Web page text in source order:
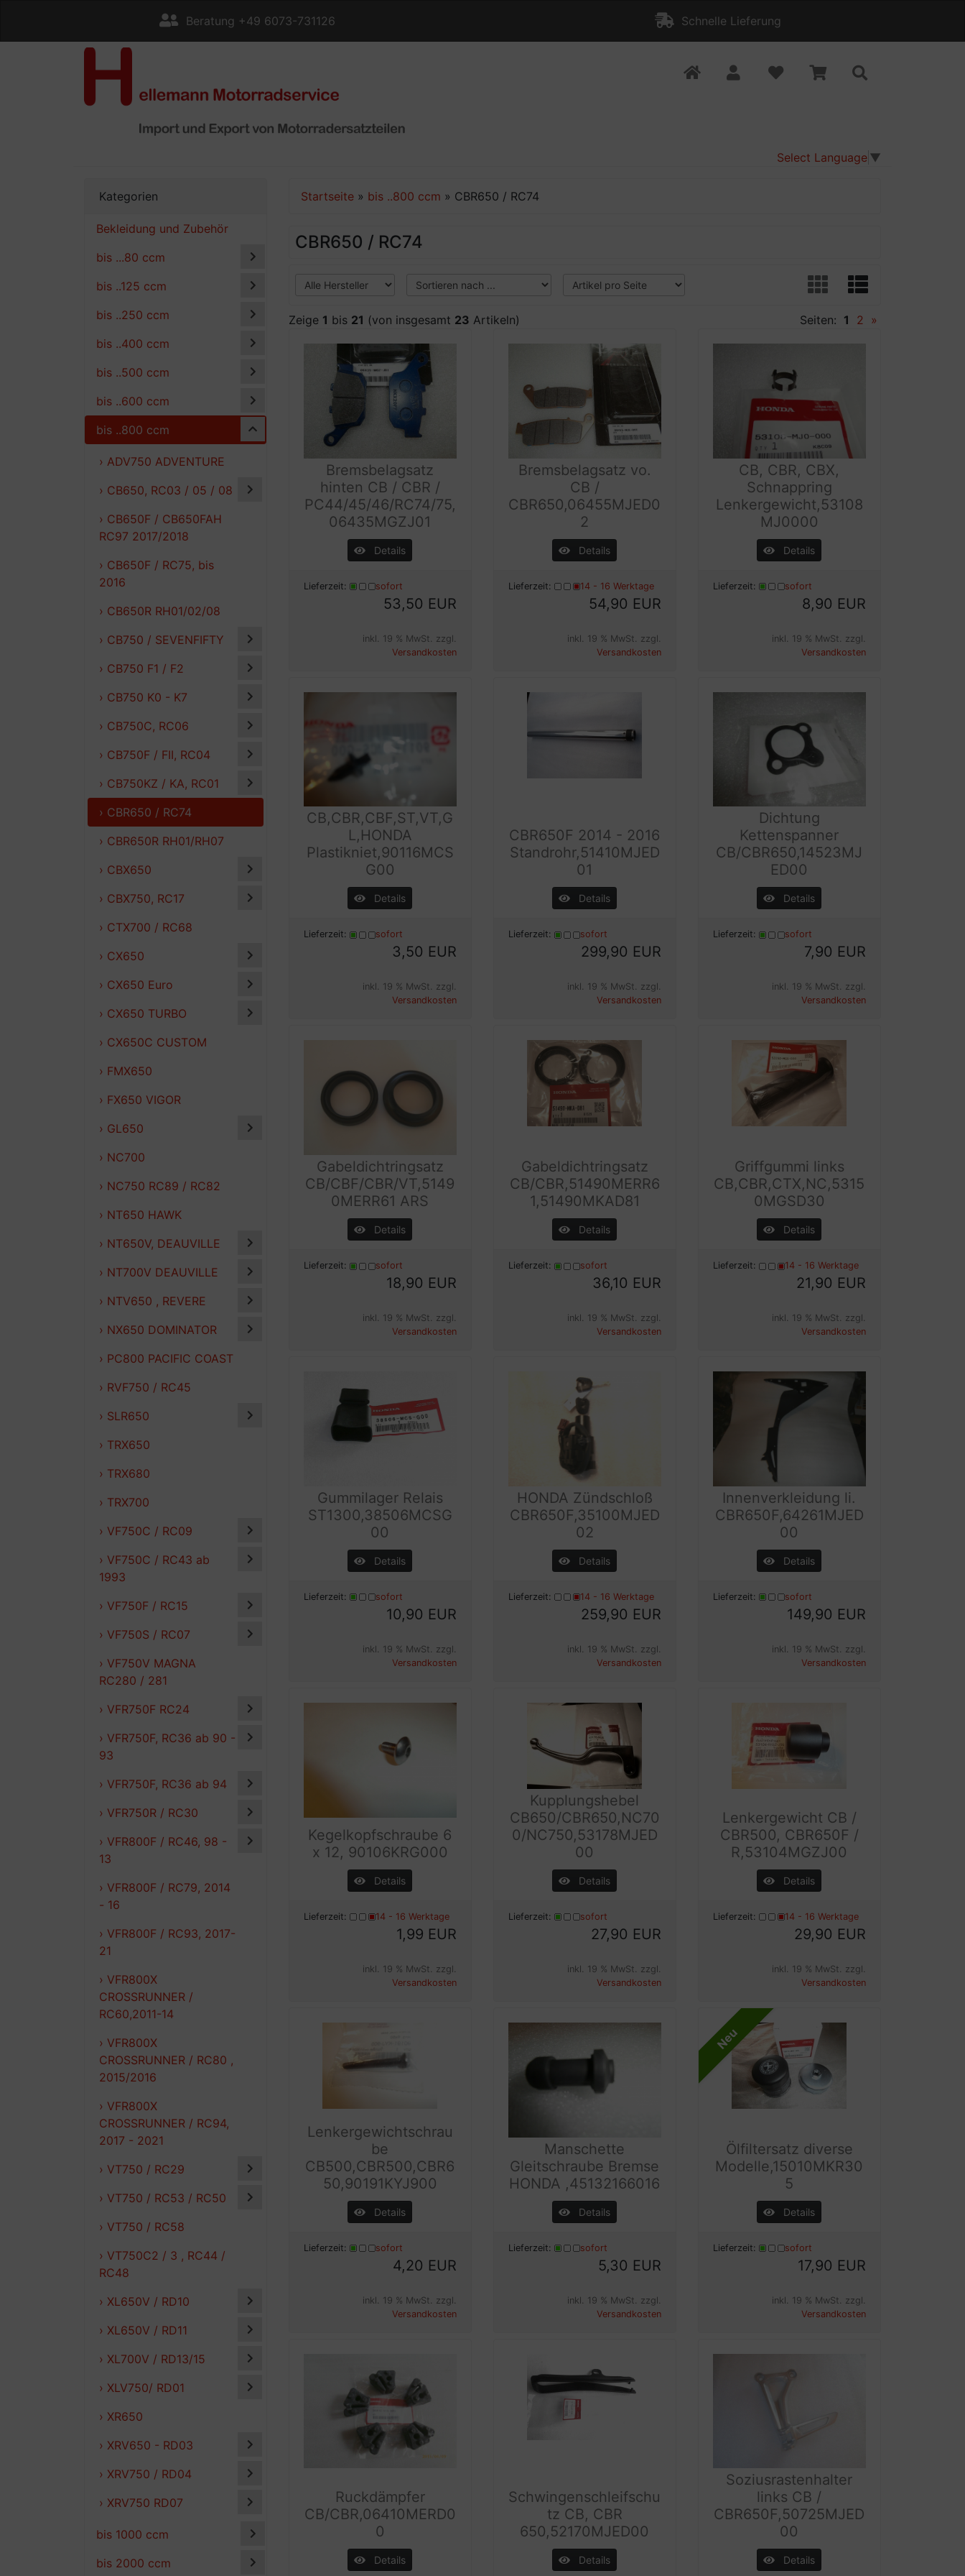
Beratung +49 6073-731126 Schnelle Lieferung
Select Language ▼
Kategorien
Bekleidung und Zubehör
bis ...80 ccm
bis ..125 ccm
bis ..250 ccm
bis ..400 ccm
bis ..500 ccm
bis ..600 ccm
bis ..800 ccm
› ADV750 ADVENTURE
› CB650, RC03 / 05 / 08
› CB650F / CB650FAH
RC97 2017/2018
› CB650F / RC75, bis
2016
› CB650R RH01/02/08
› CB750 / SEVENFIFTY
› CB750 F1 / F2
› CB750 K0 - K7
› CB750C, RC06
› CB750F / FII, RC04
› CB750KZ / KA, RC01
› CBR650 / RC74
› CBR650R RH01/RH07
› CBX650
› CBX750, RC17
› CTX700 / RC68
› CX650
› CX650 Euro
› CX650 TURBO
› CX650C CUSTOM
› FMX650
› FX650 VIGOR
› GL650
› NC700
› NC750 RC89 / RC82
› NT650 HAWK
› NT650V, DEAUVILLE
› NT700V DEAUVILLE
› NTV650 , REVERE
› NX650 DOMINATOR
› PC800 PACIFIC COAST
› RVF750 / RC45
› SLR650
› TRX650
› TRX680
› TRX700
› VF750C / RC09
› VF750C / RC43 ab
1993
› VF750F / RC15
› VF750S / RC07
› VF750V MAGNA
RC280 / 281
› VFR750F RC24
› VFR750F, RC36 ab 90 -
93
› VFR750F, RC36 ab 94
› VFR750R / RC30
› VFR800F / RC46, 98 -
13
› VFR800F / RC79, 2014
- 16
› VFR800F / RC93, 2017-
21
› VFR800X
CROSSRUNNER /
RC60,2011-14
› VFR800X
CROSSRUNNER / RC80 ,
2015/2016
› VFR800X
CROSSRUNNER / RC94,
2017 - 2021
› VT750 / RC29
› VT750 / RC53 / RC50
› VT750 / RC58
› VT750C2 / 3 , RC44 /
RC48
› XL650V / RD10
› XL650V / RD11
› XL700V / RD13/15
› XLV750/ RD01
› XR650
› XRV650 - RD03
› XRV750 / RD04
› XRV750 RD07
bis 1000 ccm
bis 2000 ccm
Startseite » bis ..800 ccm » CBR650 / RC74
CBR650 / RC74
Zeige 1 bis 21 (von insgesamt 23 Artikeln) Seiten: 1 2 »
Bremsbelagsatz
hinten CB / CBR /
PC44/45/46/RC74/75,
06435MGZJ01
Details
Lieferzeit: sofort
53,50 EUR
inkl. 19 % MwSt. zzgl.
Versandkosten
Bremsbelagsatz vo.
CB /
CBR650,06455MJED0
2
Details
Lieferzeit: 14 - 16 Werktage
54,90 EUR
inkl. 19 % MwSt. zzgl.
Versandkosten
CB, CBR, CBX,
Schnappring
Lenkergewicht,53108
MJ0000
Details
Lieferzeit: sofort
8,90 EUR
inkl. 19 % MwSt. zzgl.
Versandkosten
CB,CBR,CBF,ST,VT,G
L,HONDA
Plastikniet,90116MCS
G00
Details
Lieferzeit: sofort
3,50 EUR
inkl. 19 % MwSt. zzgl.
Versandkosten
CBR650F 2014 - 2016
Standrohr,51410MJED
01
Details
Lieferzeit: sofort
299,90 EUR
inkl. 19 % MwSt. zzgl.
Versandkosten
Dichtung
Kettenspanner
CB/CBR650,14523MJ
ED00
Details
Lieferzeit: sofort
7,90 EUR
inkl. 19 % MwSt. zzgl.
Versandkosten
Gabeldichtringsatz
CB/CBF/CBR/VT,5149
0MERR61 ARS
Details
Lieferzeit: sofort
18,90 EUR
inkl. 19 % MwSt. zzgl.
Versandkosten
Gabeldichtringsatz
CB/CBR,51490MERR6
1,51490MKAD81
Details
Lieferzeit: sofort
36,10 EUR
inkl. 19 % MwSt. zzgl.
Versandkosten
Griffgummi links
CB,CBR,CTX,NC,5315
0MGSD30
Details
Lieferzeit: 14 - 16 Werktage
21,90 EUR
inkl. 19 % MwSt. zzgl.
Versandkosten
Gummilager Relais
ST1300,38506MCSG
00
Details
Lieferzeit: sofort
10,90 EUR
inkl. 19 % MwSt. zzgl.
Versandkosten
HONDA Zündschloß
CBR650F,35100MJED
02
Details
Lieferzeit: 14 - 16 Werktage
259,90 EUR
inkl. 19 % MwSt. zzgl.
Versandkosten
Innenverkleidung li.
CBR650F,64261MJED
00
Details
Lieferzeit: sofort
149,90 EUR
inkl. 19 % MwSt. zzgl.
Versandkosten
Kegelkopfschraube 6
x 12, 90106KRG000
Details
Lieferzeit: 14 - 16 Werktage
1,99 EUR
inkl. 19 % MwSt. zzgl.
Versandkosten
Kupplungshebel
CB650/CBR650,NC70
0/NC750,53178MJED
00
Details
Lieferzeit: sofort
27,90 EUR
inkl. 19 % MwSt. zzgl.
Versandkosten
Lenkergewicht CB /
CBR500, CBR650F /
R,53104MGZJ00
Details
Lieferzeit: 14 - 16 Werktage
29,90 EUR
inkl. 19 % MwSt. zzgl.
Versandkosten
Lenkergewichtschrau
be
CB500,CBR500,CBR6
50,90191KYJ900
Details
Lieferzeit: sofort
4,20 EUR
inkl. 19 % MwSt. zzgl.
Versandkosten
Manschette
Gleitschraube Bremse
HONDA ,45132166016
Details
Lieferzeit: sofort
5,30 EUR
inkl. 19 % MwSt. zzgl.
Versandkosten
Neu
Ölfiltersatz diverse
Modelle,15010MKR30
5
Details
Lieferzeit: sofort
17,90 EUR
inkl. 19 % MwSt. zzgl.
Versandkosten
Ruckdämpfer
CB/CBR,06410MERD0
0
Details
Schwingenschleifschu
tz CB, CBR
650,52170MJED00
Details
Soziusrastenhalter
links CB /
CBR650F,50725MJED
00
Details